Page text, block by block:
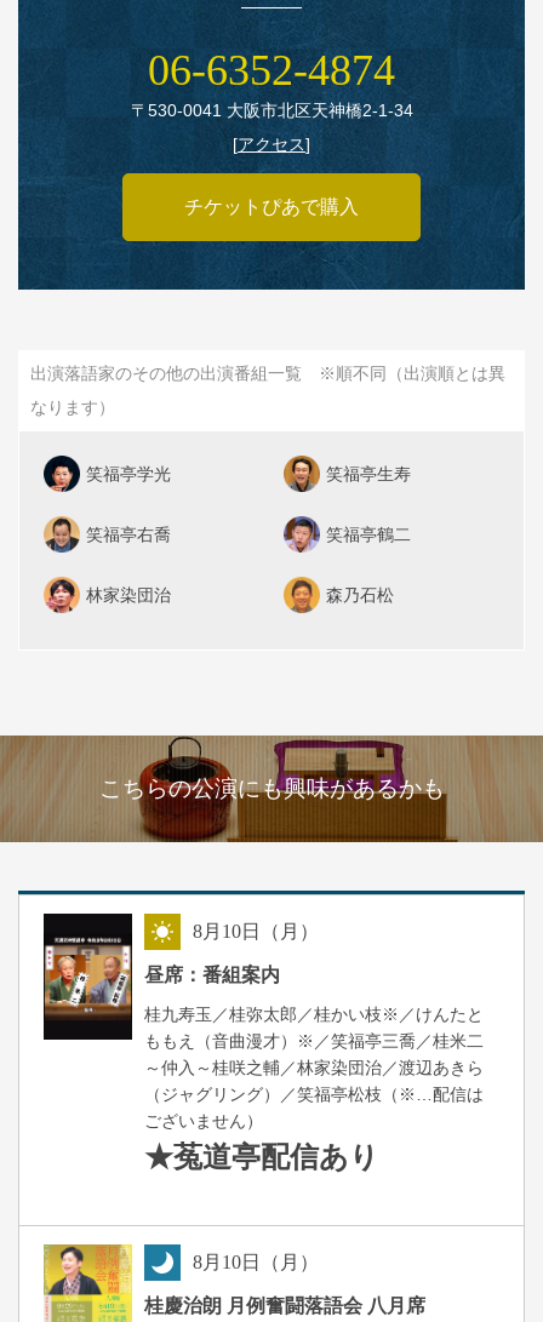
06‑6352‑4874
〒530‑0041 大阪市北区天神橋2‑1‑34
[アクセス]
チケットぴあで購入
出演落語家のその他の出演番組一覧 ※順不同（出演順とは異
なります）
笑福亭学光 笑福亭生寿
笑福亭右喬 笑福亭鶴二
林家染団治 森乃石松
こちらの公演にも興味があるかも
8月 10日（月）
昼席：番組案内
桂九寿玉／桂弥太郎／桂かい枝※／けんたと
ももえ（音曲漫才）※／笑福亭三喬／桂米二
～仲入～桂咲之輔／林家染団治／渡辺あきら
（ジャグリング）／笑福亭松枝（※…配信は
ございません）
★菟道亭配信あり
8月 10日（月）
桂慶治朗 月例奮闘落語会 八月席